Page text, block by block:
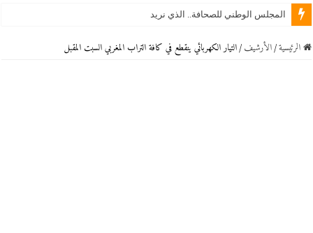
المجلس الوطني للصحافة.. الذي نريد
الرئيسية / اﻷرشيف / التيار الكهربائي ينقطع في كافة التراب المغربي السبت المقبل